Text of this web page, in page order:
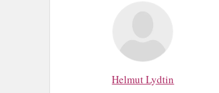
Helmut Lydtin